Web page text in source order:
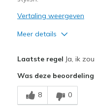
Vertaling weergeven
Meer details
Comfortable
Stylish
Laatste regel Ja, ik
Was deze beoordeling
8 0